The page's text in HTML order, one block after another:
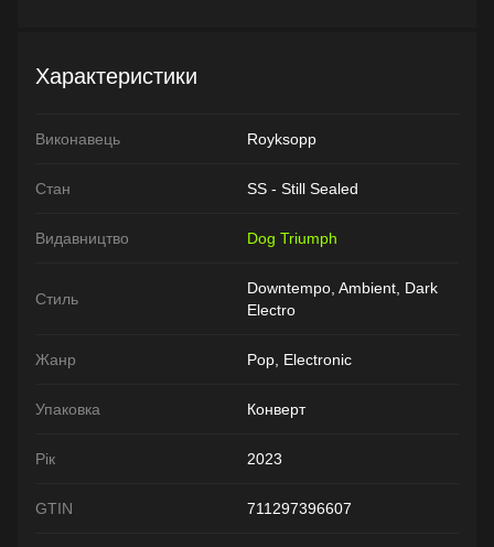
Характеристики
Виконавець Royksopp
Стан SS - Still Sealed
Видавництво Dog Triumph
Стиль
Downtempo, Ambient, Dark
Electro
Жанр Pop, Electronic
Упаковка Конверт
Рік 2023
GTIN 711297396607